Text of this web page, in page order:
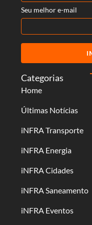
Categorias
Home
Últimas Notícias
iNFRA Transporte
iNFRA Energia
iNFRA Cidades
iNFRA Saneamento
iNFRA Eventos
Seu melhor e-mail